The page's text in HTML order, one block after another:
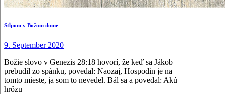
Stĺpom v Božom dome
9. September 2020
Božie slovo v Genezis 28:18 hovorí, že keď sa Jákob
prebudil zo spánku, povedal: Naozaj, Hospodin je na
tomto mieste, ja som to nevedel. Bál sa a povedal: Akú
hrôzu